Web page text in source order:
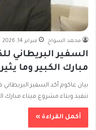
محمد السواح فبراير 14, 2026
السفير البريطاني
مبارك الكبير وما
بيان عاكوم أكد السفير
تنفيذ وبناء مشروع ميناء مبارك
أكمل القراءة »